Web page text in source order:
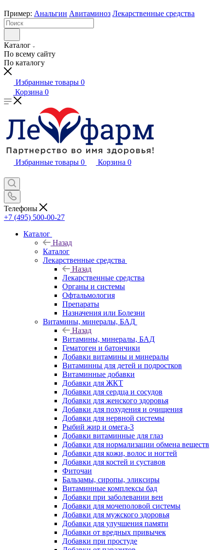
Пример: Анальгин Авитаминоз Лекарственные средства
Каталог
По всему сайту
По каталогу
Избранные товары 0
Корзина 0
Избранные товары 0 Корзина 0
Телефоны
+7 (495) 500-00-27
Каталог
Назад
Каталог
Лекарственные средства
Назад
Лекарственные средства
Органы и системы
Офтальмология
Препараты
Назначения или Болезни
Витамины, минералы, БАД
Назад
Витамины, минералы, БАД
Гематоген и батончики
Добавки витамины и минералы
Витаминны для детей и подростков
Витаминные добавки
Добавки для ЖКТ
Добавки для сердца и сосудов
Добавки для женского здоровья
Добавки для похудения и очищения
Добавки для нервной системы
Рыбий жир и омега-3
Добавки витаминные для глаз
Добавки для нормализации обмена веществ
Добавки для кожи, волос и ногтей
Добавки для костей и суставов
Фиточаи
Бальзамы, сиропы, эликсиры
Витаминные комплексы бад
Добавки при заболевании вен
Добавки для мочеполовой системы
Добавки для мужского здоровья
Добавки для улучшения памяти
Добавки от вредных привычек
Добавки при простуде